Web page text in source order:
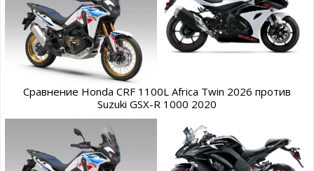
Сравнение Honda CRF 1100L Africa Twin 2026 против
Suzuki GSX-R 1000 2020